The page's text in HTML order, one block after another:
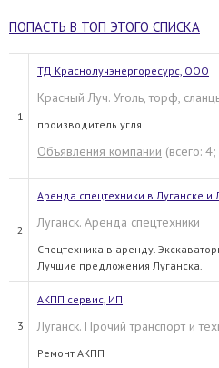
ПОПАСТЬ В ТОП ЭТОГО СПИСКА
1
ТД Краснолучэнергоресурс, ООО
Красный Луч. Уголь, торф,
производитель угля
Объявления компании (всего:
2
Аренда спецтехники в Луганске и
Луганск. Аренда спецтехники
Спецтехника в аренду.
Лучшие предложения Луганска.
3
АКПП сервис, ИП
Луганск. Прочий транспорт и
Ремонт АКПП